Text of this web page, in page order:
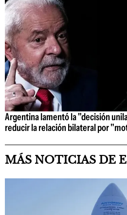
Argentina lamentó la "decisión
reducir la relación bilateral por
MÁS NOTICIAS DE